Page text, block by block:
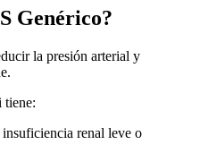
Genérico?
la presión arterial y
tiene:
renal leve o